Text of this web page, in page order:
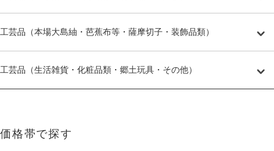
工芸品（本場大島紬・芭蕉布等・薩摩切子・装飾品類）
工芸品（生活雑貨・化粧品類・郷土玩具・その他）
価格帯で探す